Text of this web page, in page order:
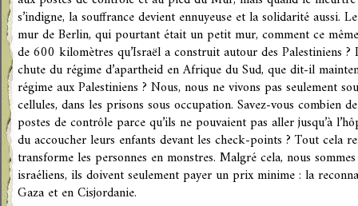
s’indigne, la souffrance devient ennuyeuse et la solidarité aussi.
mur de Berlin, qui pourtant était un petit mur, comment ce
de 600 kilomètres qu’Israël a construit autour des Palestiniens
chute du régime d’apartheid en Afrique du Sud, que dit-il
régime aux Palestiniens ? Nous, nous ne vivons pas seulement
cellules, dans les prisons sous occupation. Savez-vous combien
postes de contrôle parce qu’ils ne pouvaient pas aller jusqu’à
du accoucher leurs enfants devant les check-points ? Tout cela
transforme les personnes en monstres. Malgré cela, nous
israéliens, ils doivent seulement payer un prix minime : la
Gaza et en Cisjordanie.